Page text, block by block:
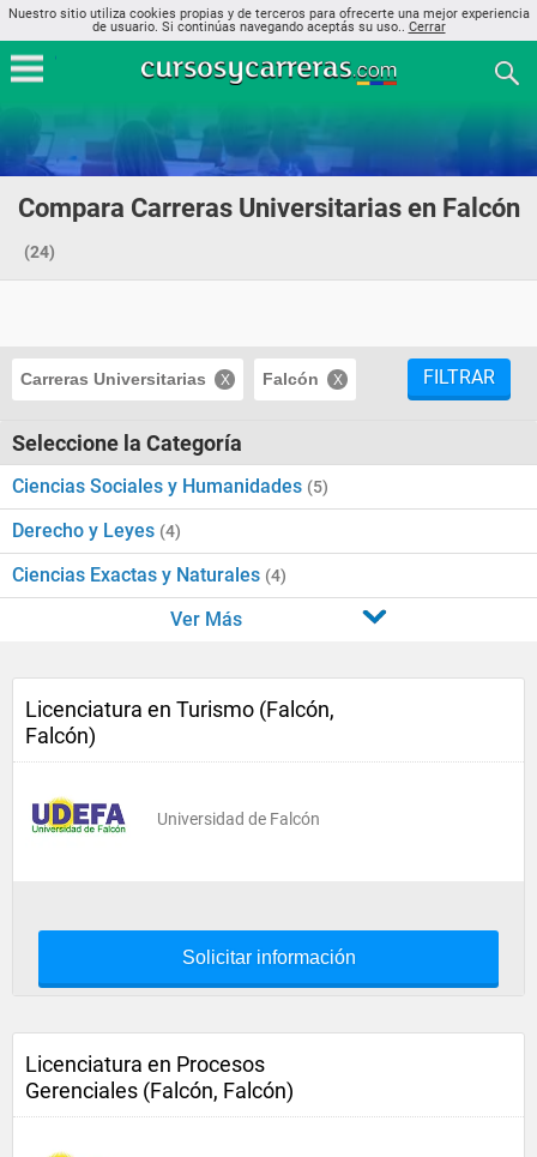
Nuestro sitio utiliza cookies propias y de terceros para ofrecerte una mejor experiencia
de usuario. Si continúas navegando aceptás su uso.. Cerrar
Compara Carreras Universitarias en Falcón
(24)
Carreras Universitarias Falcón FILTRAR
Seleccione la Categoría
Ciencias Sociales y Humanidades (5)
Derecho y Leyes (4)
Ciencias Exactas y Naturales (4)
Ver Más
Licenciatura en Turismo (Falcón,
Falcón)
Universidad de Falcón
Solicitar información
Licenciatura en Procesos
Gerenciales (Falcón, Falcón)